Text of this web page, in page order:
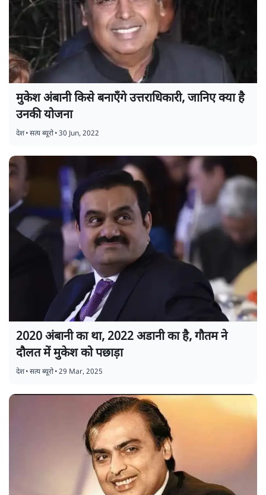
मुकेश अंबानी किसे बनाएँगे उत्तराधिकारी, जानिए क्या है
उनकी योजना
देश•सत्य ब्यूरो•30 Jun, 2022
2020 अंबानी का था, 2022 अडानी का है, गौतम ने
दौलत में मुकेश को पछाड़ा
देश•सत्य ब्यूरो•29 Mar, 2025